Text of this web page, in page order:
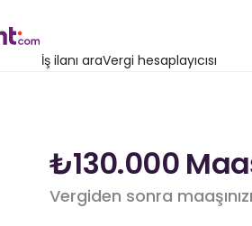
İş ilanı araVergi hesaplayıcısı
₺130.000
Vergiden sonra